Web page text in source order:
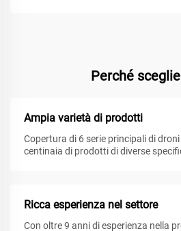
Perché
Ampia varietà di prodotti
Copertura di 6 serie principali di
centinaia di prodotti di diverse
Ricca esperienza nel settore
Con oltre 9 anni di esperienza nella